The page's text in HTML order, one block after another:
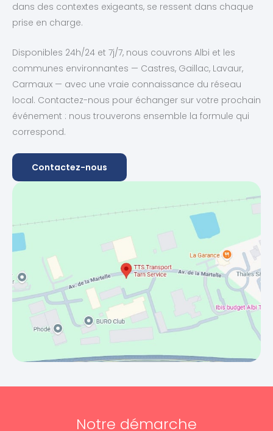
dans des contextes exigeants, se ressent dans chaque
prise en charge.
Disponibles 24h/24 et 7j/7, nous couvrons Albi et les
communes environnantes — Castres, Gaillac, Lavaur,
Carmaux — avec une vraie connaissance du réseau
local. Contactez-nous pour échanger sur votre prochain
événement : nous trouverons ensemble la formule qui
correspond.
Contactez-nous
Notre démarche